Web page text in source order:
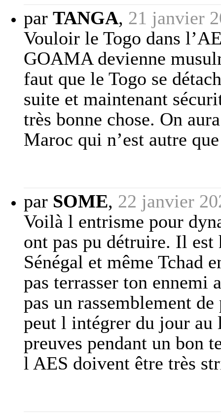
par TANGA, 21 janvier
Vouloir le Togo dans
GOAMA devienne
faut que le Togo se
suite et maintenant
très bonne chose. On
Maroc qui n’est autre
par SOME, 22 janvier
Voilà l entrisme pour
ont pas pu détruire. Il est
Sénégal et même Tchad
pas terrasser ton ennemi
pas un rassemblement
peut l intégrer du jour au
preuves pendant un bon
l AES doivent être très